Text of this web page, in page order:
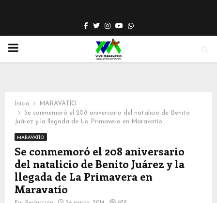
Facebook
TwitterInstagram
YoutubeWhatsapp
PRIMARY
Inicio
MARAVATÍO
Se conmemoró el 208 aniversario del natalicio de Benito
Juárez y la llegada de La Primavera en Maravatío
MARAVATÍO
Se conmemoró el 208 aniversario
del natalicio de Benito Juárez y la
llegada de La Primavera en
Maravatío